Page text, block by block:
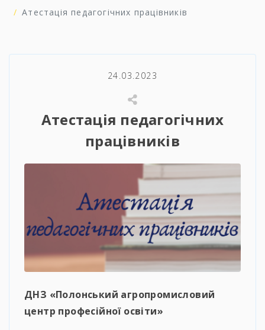
Атестація педагогічних працівників
24.03.2023
Атестація педагогічних
працівників
ДНЗ «Полонський агропромисловий
центр професійної освіти»